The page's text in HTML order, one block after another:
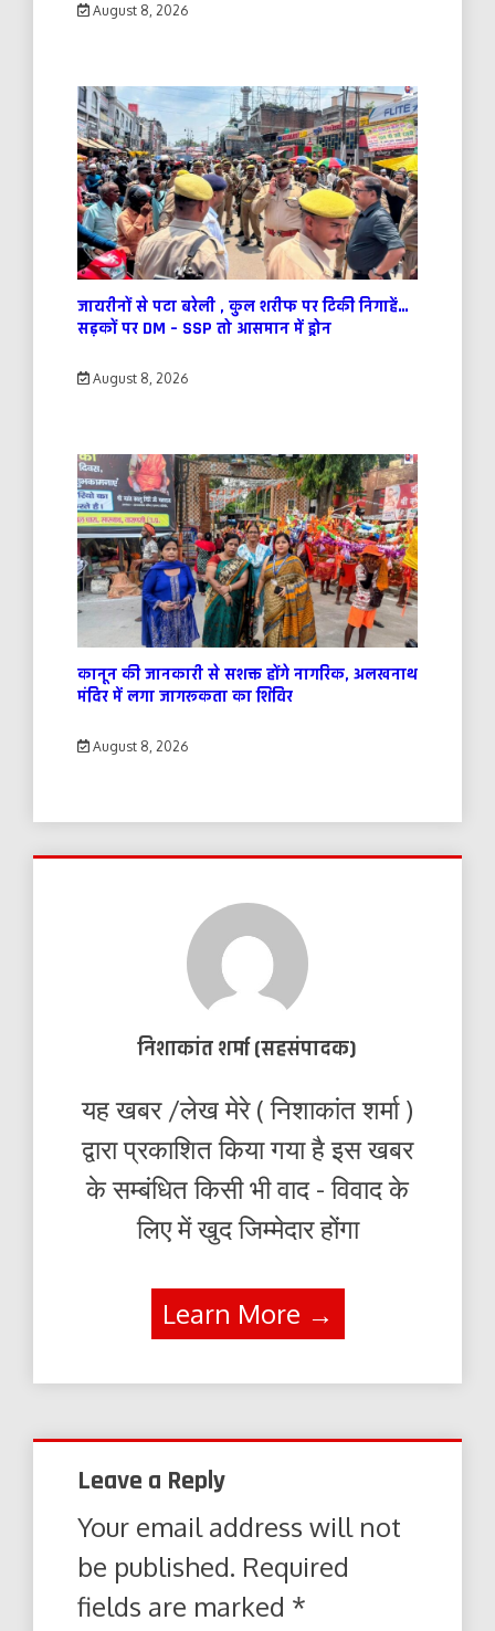
August 8, 2026
जायरीनों से पटा बरेली , कुल शरीफ पर टिकी निगाहें…
सड़कों पर DM – SSP तो आसमान में ड्रोन
August 8, 2026
कानून की जानकारी से सशक्त होंगे नागरिक, अलखनाथ
मंदिर में लगा जागरूकता का शिविर
August 8, 2026
निशाकांत शर्मा (सहसंपादक)
यह खबर /लेख मेरे ( निशाकांत शर्मा )
द्वारा प्रकाशित किया गया है इस खबर
के सम्बंधित किसी भी वाद - विवाद के
लिए में खुद जिम्मेदार होंगा
Learn More →
Leave a Reply
Your email address will not
be published. Required
fields are marked *